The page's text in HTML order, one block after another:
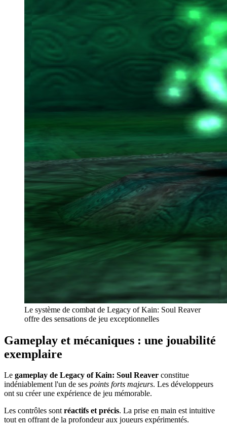
Le système de combat de Legacy of Kain: Soul Reaver
offre des sensations de jeu exceptionnelles
Gameplay et mécaniques : une jouabilité
exemplaire
Le gameplay de Legacy of Kain: Soul Reaver constitue
indéniablement l'un de ses points forts majeurs. Les développeurs
ont su créer une expérience de jeu mémorable.
Les contrôles sontréactifs et précis. La prise en main est intuitive
tout en offrant de la profondeur aux joueurs expérimentés.